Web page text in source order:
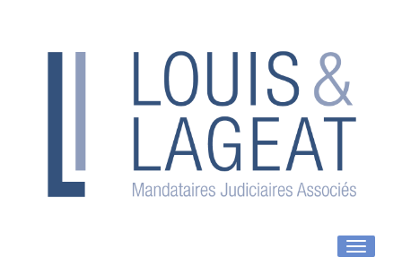
Toggle